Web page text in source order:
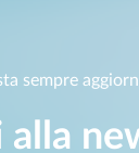
sempre
alla